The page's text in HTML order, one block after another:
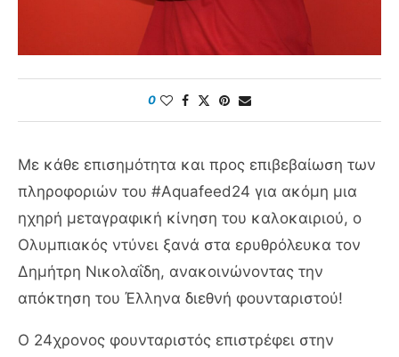
0
Με κάθε επισημότητα και προς επιβεβαίωση των
πληροφοριών του #Aquafeed24 για ακόμη μια
ηχηρή μεταγραφική κίνηση του καλοκαιριού, ο
Ολυμπιακός ντύνει ξανά στα ερυθρόλευκα τον
Δημήτρη Νικολαΐδη, ανακοινώνοντας την
απόκτηση του Έλληνα διεθνή φουνταριστού!
Ο 24χρονος φουνταριστός επιστρέφει στην